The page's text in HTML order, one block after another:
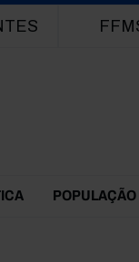
POPULAÇÃO